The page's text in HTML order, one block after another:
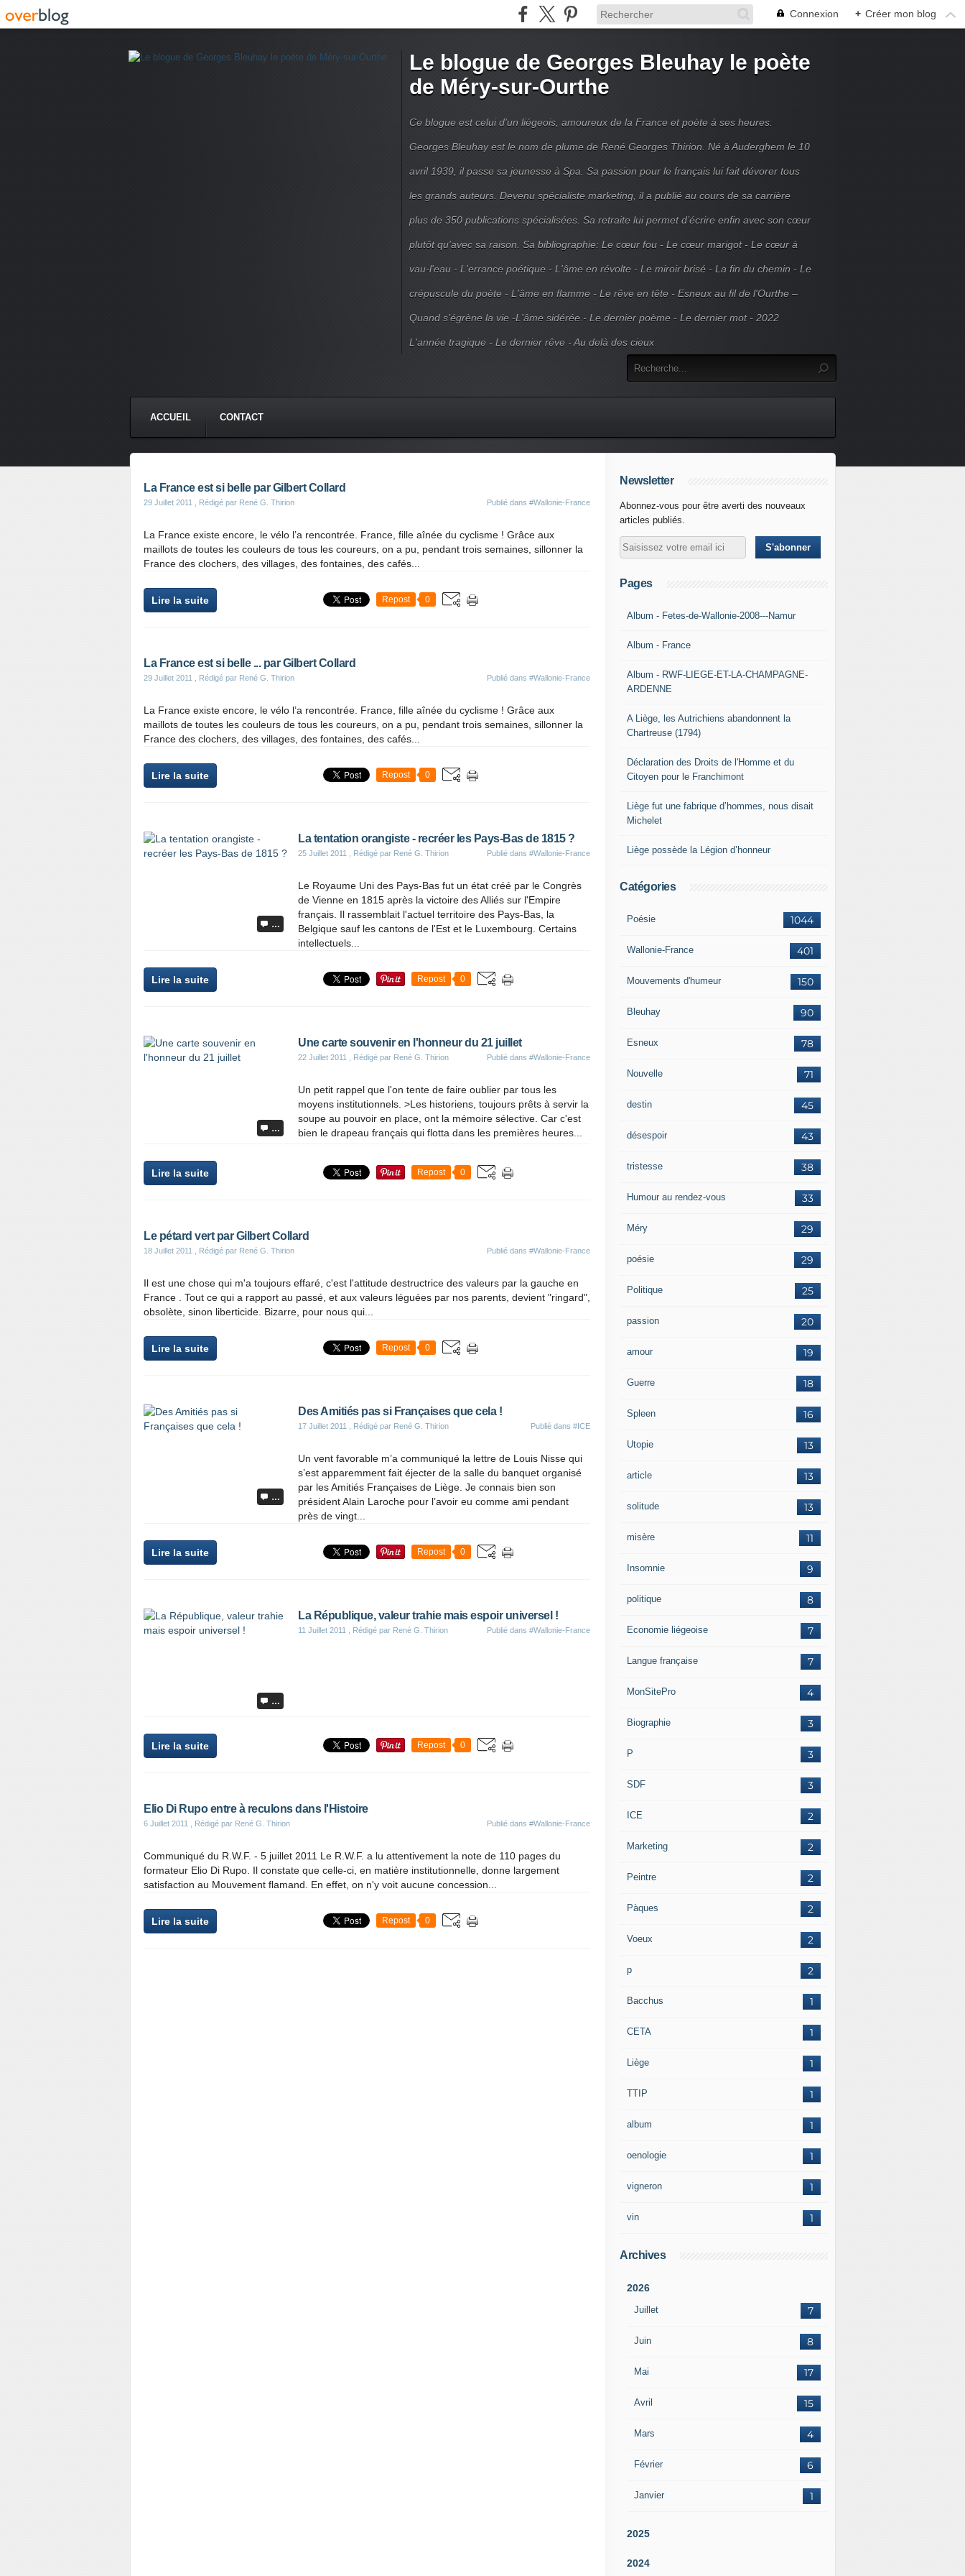
Connexion + Créer mon blog
Le blogue de Georges Bleuhay le poète
de Méry-sur-Ourthe
Ce blogue est celui d'un liégeois, amoureux de la France et poète à ses heures.
Georges Bleuhay est le nom de plume de René Georges Thirion. Né à Auderghem le 10
avril 1939, il passe sa jeunesse à Spa. Sa passion pour le français lui fait dévorer tous
les grands auteurs. Devenu spécialiste marketing, il a publié au cours de sa carrière
plus de 350 publications spécialisées. Sa retraite lui permet d’écrire enfin avec son cœur
plutôt qu'avec sa raison. Sa bibliographie: Le cœur fou - Le cœur marigot - Le cœur à
vau-l'eau - L'errance poétique - L'âme en révolte - Le miroir brisé - La fin du chemin - Le
crépuscule du poète - L'âme en flamme - Le rêve en tête - Esneux au fil de l'Ourthe –
Quand s’égrène la vie -L'âme sidérée.- Le dernier poème - Le dernier mot - 2022
L'année tragique - Le dernier rêve - Au delà des cieux
ACCUEIL CONTACT
La France est si belle par Gilbert Collard
29 Juillet 2011 , Rédigé par René G. Thirion Publié dans #Wallonie-France
La France existe encore, le vélo l’a rencontrée. France, fille aînée du cyclisme ! Grâce aux
maillots de toutes les couleurs de tous les coureurs, on a pu, pendant trois semaines, sillonner la
France des clochers, des villages, des fontaines, des cafés...
Lire la suite Repost 0
La France est si belle ... par Gilbert Collard
29 Juillet 2011 , Rédigé par René G. Thirion Publié dans #Wallonie-France
La France existe encore, le vélo l’a rencontrée. France, fille aînée du cyclisme ! Grâce aux
maillots de toutes les couleurs de tous les coureurs, on a pu, pendant trois semaines, sillonner la
France des clochers, des villages, des fontaines, des cafés...
Lire la suite Repost 0
…
La tentation orangiste - recréer les Pays-Bas de 1815 ?
25 Juillet 2011 , Rédigé par René G. Thirion Publié dans #Wallonie-France
Le Royaume Uni des Pays-Bas fut un état créé par le Congrès
de Vienne en 1815 après la victoire des Alliés sur l'Empire
français. Il rassemblait l'actuel territoire des Pays-Bas, la
Belgique sauf les cantons de l'Est et le Luxembourg. Certains
intellectuels...
Lire la suite Repost 0
…
Une carte souvenir en l'honneur du 21 juillet
22 Juillet 2011 , Rédigé par René G. Thirion Publié dans #Wallonie-France
Un petit rappel que l'on tente de faire oublier par tous les
moyens institutionnels. >Les historiens, toujours prêts à servir la
soupe au pouvoir en place, ont la mémoire sélective. Car c'est
bien le drapeau français qui flotta dans les premières heures...
Lire la suite Repost 0
Le pétard vert par Gilbert Collard
18 Juillet 2011 , Rédigé par René G. Thirion Publié dans #Wallonie-France
Il est une chose qui m'a toujours effaré, c'est l'attitude destructrice des valeurs par la gauche en
France . Tout ce qui a rapport au passé, et aux valeurs léguées par nos parents, devient "ringard",
obsolète, sinon liberticide. Bizarre, pour nous qui...
Lire la suite Repost 0
…
Des Amitiés pas si Françaises que cela !
17 Juillet 2011 , Rédigé par René G. Thirion Publié dans #ICE
Un vent favorable m’a communiqué la lettre de Louis Nisse qui
s’est apparemment fait éjecter de la salle du banquet organisé
par les Amitiés Françaises de Liège. Je connais bien son
président Alain Laroche pour l’avoir eu comme ami pendant
près de vingt...
Lire la suite Repost 0
…
La République, valeur trahie mais espoir universel !
11 Juillet 2011 , Rédigé par René G. Thirion Publié dans #Wallonie-France
Lire la suite Repost 0
Elio Di Rupo entre à reculons dans l'Histoire
6 Juillet 2011 , Rédigé par René G. Thirion Publié dans #Wallonie-France
Communiqué du R.W.F. - 5 juillet 2011 Le R.W.F. a lu attentivement la note de 110 pages du
formateur Elio Di Rupo. Il constate que celle-ci, en matière institutionnelle, donne largement
satisfaction au Mouvement flamand. En effet, on n'y voit aucune concession...
Lire la suite Repost 0
Newsletter
Abonnez-vous pour être averti des nouveaux
articles publiés.
Pages
Album - Fetes-de-Wallonie-2008---Namur
Album - France
Album - RWF-LIEGE-ET-LA-CHAMPAGNE-
ARDENNE
A Liège, les Autrichiens abandonnent la
Chartreuse (1794)
Déclaration des Droits de l'Homme et du
Citoyen pour le Franchimont
Liège fut une fabrique d’hommes, nous disait
Michelet
Liège possède la Légion d’honneur
Catégories
1044
Poésie
401
Wallonie-France
150
Mouvements d'humeur
90
Bleuhay
78
Esneux
71
Nouvelle
45
destin
43
désespoir
38
tristesse
33
Humour au rendez-vous
29
Méry
29
poésie
25
Politique
20
passion
19
amour
18
Guerre
16
Spleen
13
Utopie
13
article
13
solitude
11
misère
9
Insomnie
8
politique
7
Economie liégeoise
7
Langue française
4
MonSitePro
3
Biographie
3
P
3
SDF
2
ICE
2
Marketing
2
Peintre
2
Pàques
2
Voeux
2
p
1
Bacchus
1
CETA
1
Liège
1
TTIP
1
album
1
oenologie
1
vigneron
1
vin
Archives
2026
Juillet 7
Juin 8
Mai 17
Avril 15
Mars 4
Février 6
Janvier 1
2025
2024